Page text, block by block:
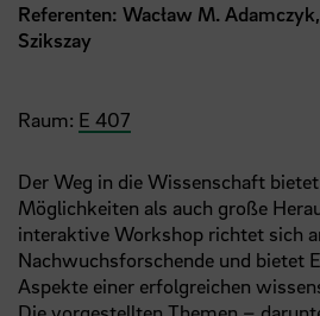
Referenten: Wacław M.
Szikszay
Raum: E 407
Der Weg in die Wissenschaft
Möglichkeiten als auch große
interaktive Workshop richtet sich
Nachwuchsforschende und bietet
Aspekte einer erfolgreichen